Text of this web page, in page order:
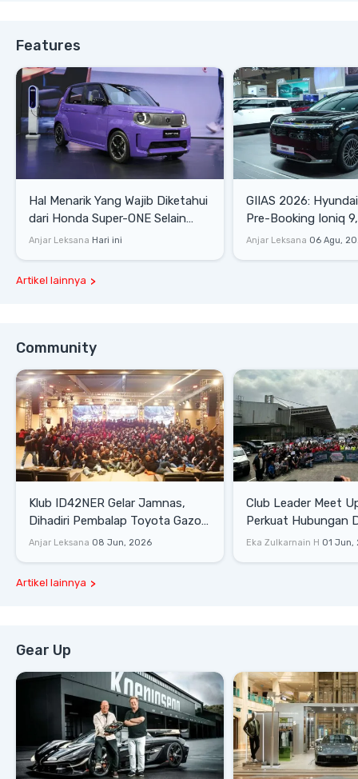
Features
Hal Menarik Yang Wajib Diketahui
dari Honda Super-ONE Selain
Harga
Anjar Leksana Hari ini
GIIAS 2026:
Pre-Booking Ioniq
Rp1,49 Miliar
Anjar Leksana 06 Agu,
Artikel lainnya
Community
Klub ID42NER Gelar Jamnas,
Dihadiri Pembalap Toyota Gazoo
Racing
Anjar Leksana 08 Jun, 2026
Club Leader Meet
Perkuat Hubungan
Dengan Komunitas
Eka Zulkarnain H 01 Jun,
Artikel lainnya
Gear Up